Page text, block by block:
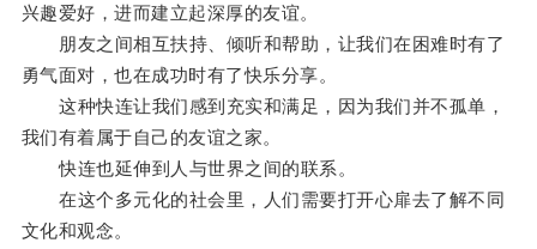
兴趣爱好，进而建立起深厚的友谊。
朋友之间相互扶持、倾听和帮助，让我们在困难时有了
勇气面对，也在成功时有了快乐分享。
这种快连让我们感到充实和满足，因为我们并不孤单，
我们有着属于自己的友谊之家。
快连也延伸到人与世界之间的联系。
在这个多元化的社会里，人们需要打开心扉去了解不同
文化和观念。